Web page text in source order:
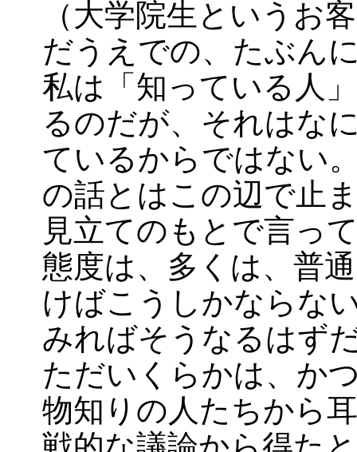
（大学院生というお
だうえでの、たぶん
私は「知っている人
るのだが、それはな
ているからではない
の話とはこの辺で止
見立てのもとで言っ
態度は、多くは、普
けばこうしかならな
みればそうなるはず
ただいくらかは、か
物知りの人たちから